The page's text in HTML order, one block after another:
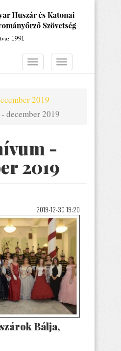
Navigáció
Navigáció
2019
december 2019
-
2019
2019-12-30 19:20
Bálja,